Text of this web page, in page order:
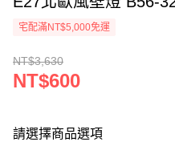
宅配滿NT$5,000免運
NT$3,630
NT$600
請選擇商品選項